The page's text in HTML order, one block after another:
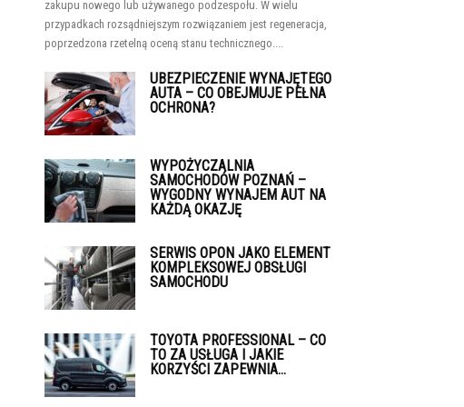
zakupu nowego lub używanego podzespołu. W wielu
przypadkach rozsądniejszym rozwiązaniem jest regeneracja,
poprzedzona rzetelną oceną stanu technicznego....
UBEZPIECZENIE WYNAJĘTEGO
AUTA – CO OBEJMUJE PEŁNA
OCHRONA?
WYPOŻYCZALNIA
SAMOCHODÓW POZNAŃ –
WYGODNY WYNAJEM AUT NA
KAŻDĄ OKAZJĘ
SERWIS OPON JAKO ELEMENT
KOMPLEKSOWEJ OBSŁUGI
SAMOCHODU
TOYOTA PROFESSIONAL – CO
TO ZA USŁUGA I JAKIE
KORZYŚCI ZAPEWNIA...